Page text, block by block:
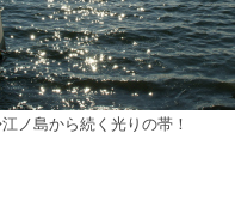
ノ島から続く光りの帯！